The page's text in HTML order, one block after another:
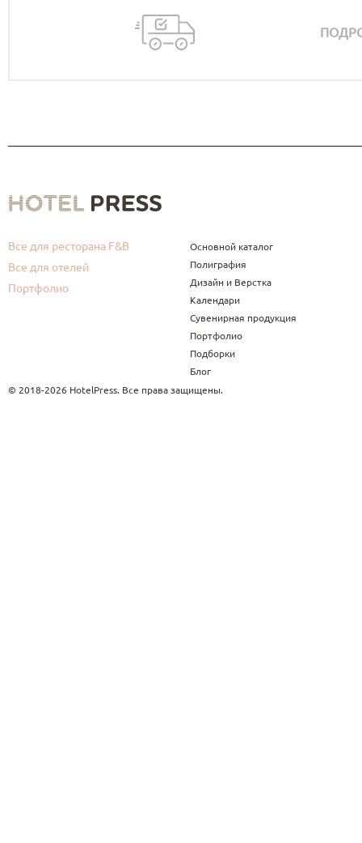
Все для ресторана F&B
Все для отелей
Портфолио
Основной каталог
Полиграфия
Дизайн и Верстка
Календари
Сувенирная продукция
Портфолио
Подборки
Блог
© 2018-2026 HotelPress. Все права защищены.